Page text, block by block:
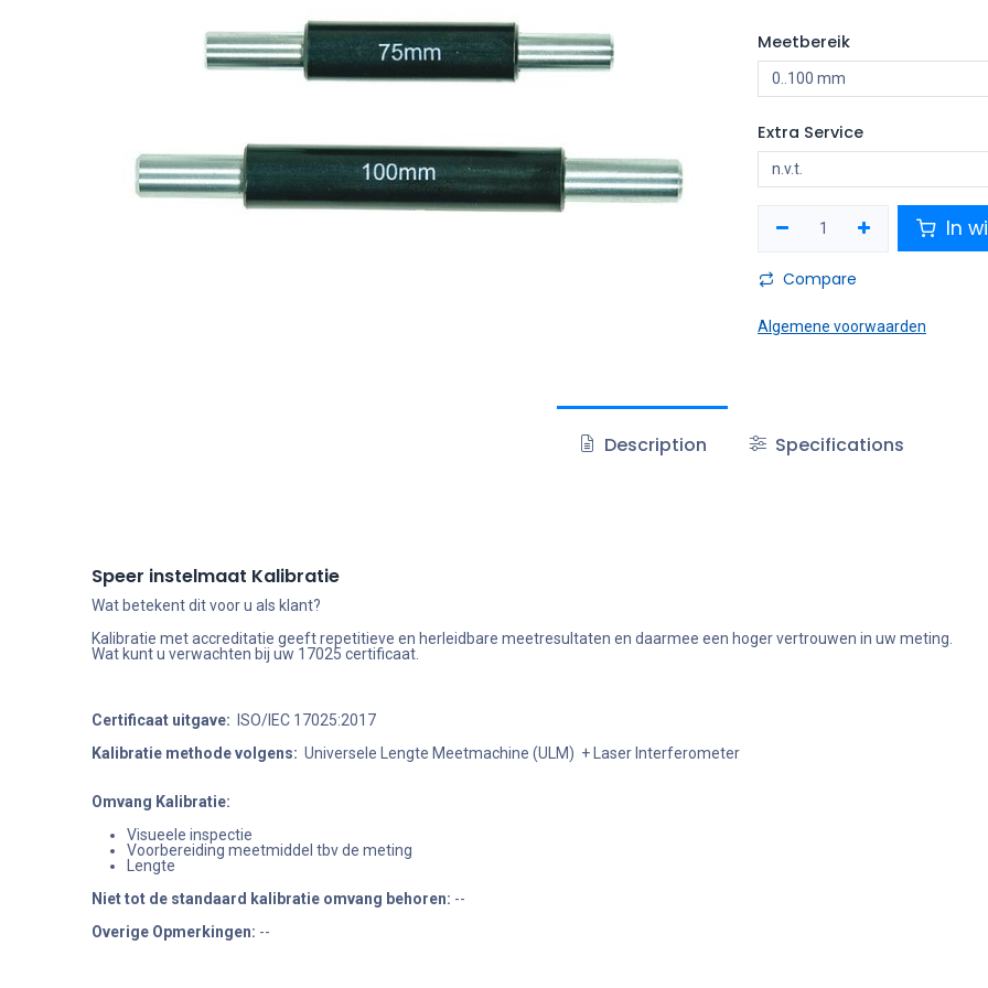
Meetbereik
Extra Service
In
Compare
Algemene voorwaarden
Description Specifications
Speer instelmaat Kalibratie
Wat betekent dit voor u als klant?
Kalibratie met accreditatie geeft repetitieve en herleidbare meetresultaten en daarmee een hoger vertrouwen in uw meting.
Wat kunt u verwachten bij uw 17025 certificaat.
Certificaat uitgave: ISO/IEC 17025:2017
Kalibratie methode volgens: Universele Lengte Meetmachine (ULM) + Laser Interferometer
Omvang Kalibratie:
Visueele inspectie
Voorbereiding meetmiddel tbv de meting
Lengte
Niet tot de standaard kalibratie omvang behoren: --
Overige Opmerkingen: --